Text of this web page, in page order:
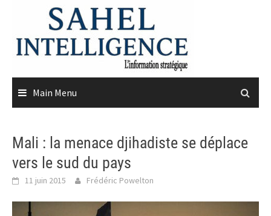
content
Main Menu
Mali : la menace djihadiste se déplace
vers le sud du pays
11 juin 2015 Frédéric Powelton